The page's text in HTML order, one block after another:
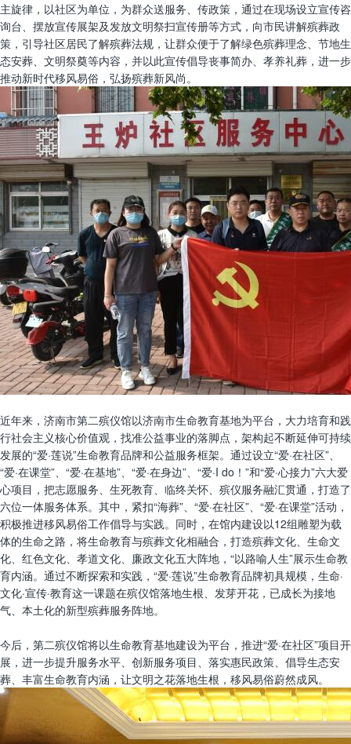
主旋律，以社区为单位，为群众送服务、传政策，通过在现场设立宣传咨
询台、摆放宣传展架及发放文明祭扫宣传册等方式，向市民讲解殡葬政
策，引导社区居民了解殡葬法规，让群众便于了解绿色殡葬理念、节地生
态安葬、文明祭奠等内容，并以此宣传倡导丧事简办、孝养礼葬，进一步
推动新时代移风易俗，弘扬殡葬新风尚。
近年来，济南市第二殡仪馆以济南市生命教育基地为平台，大力培育和践
行社会主义核心价值观，找准公益事业的落脚点，架构起不断延伸可持续
发展的“爱·莲说”生命教育品牌和公益服务框架。通过设立“爱·在社区”、
“爱·在课堂”、“爱·在基地”、“爱·在身边”、“爱·I do！”和“爱·心接力”六大爱
心项目，把志愿服务、生死教育、临终关怀、殡仪服务融汇贯通，打造了
六位一体服务体系。其中，紧扣“海葬”、“爱·在社区”、“爱·在课堂”活动，
积极推进移风易俗工作倡导与实践。同时，在馆内建设以12组雕塑为载
体的生命之路，将生命教育与殡葬文化相融合，打造殡葬文化、生命文
化、红色文化、孝道文化、廉政文化五大阵地，“以路喻人生”展示生命教
育内涵。通过不断探索和实践，“爱·莲说”生命教育品牌初具规模，生命·
文化·宣传·教育这一课题在殡仪馆落地生根、发芽开花，已成长为接地
气、本土化的新型殡葬服务阵地。
今后，第二殡仪馆将以生命教育基地建设为平台，推进“爱·在社区”项目开
展，进一步提升服务水平、创新服务项目、落实惠民政策、倡导生态安
葬、丰富生命教育内涵，让文明之花落地生根，移风易俗蔚然成风。